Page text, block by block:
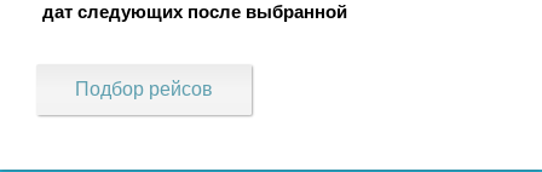
дат следующих после выбранной
Подбор рейсов